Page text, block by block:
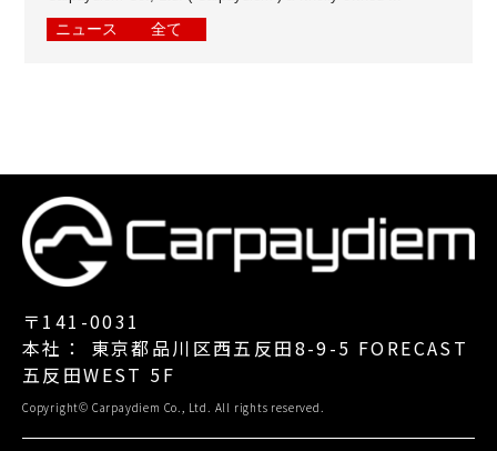
ニュース 全て
〒141-0031
本社： 東京都品川区西五反田8-9-5 FORECAST
五反田WEST 5F
Copyright© Carpaydiem Co., Ltd. All rights reserved.